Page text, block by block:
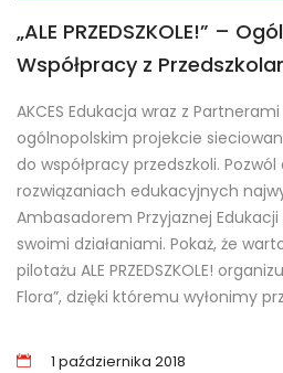
„ALE PRZEDSZKOLE!” –
Współpracy z
AKCES Edukacja wraz z
ogólnopolskim projekcie
do współpracy przedszkoli.
rozwiązaniach edukacyjnych
Ambasadorem Przyjaznej
swoimi działaniami. Pokaż, że
pilotażu ALE PRZEDSZKOLE!
Flora”, dzięki któremu wyłonimy
1 października 2018